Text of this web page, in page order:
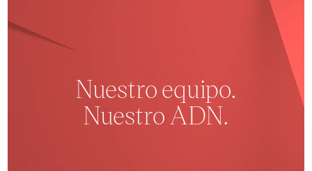
Nuestro equipo.
Nuestro ADN.